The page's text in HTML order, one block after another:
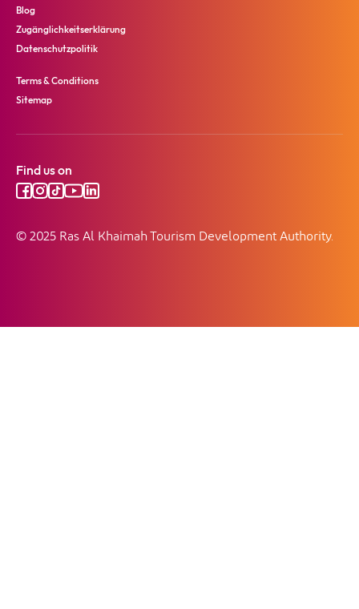
Blog
Zugänglichkeitserklärung
Datenschutzpolitik
Terms & Conditions
Sitemap
Find us on
© 2025 Ras Al Khaimah Tourism Development Authority.